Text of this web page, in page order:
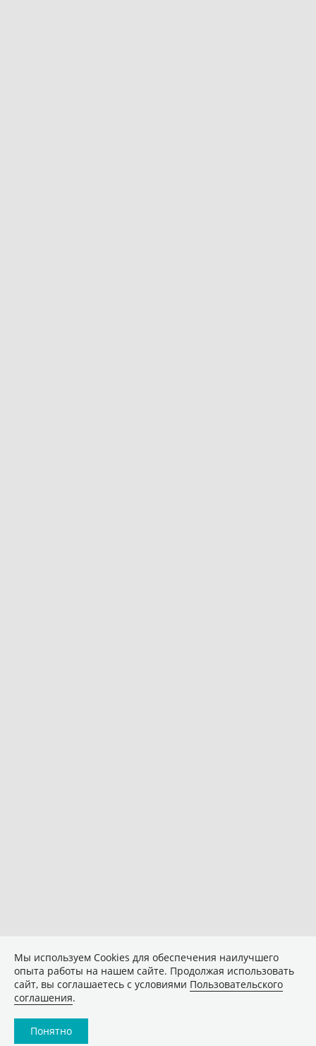
Мы используем Сookies для обеспечения наилучшего
опыта работы на нашем сайте. Продолжая использовать
сайт, вы соглашаетесь с условиями Пользовательского
соглашения.
Понятно